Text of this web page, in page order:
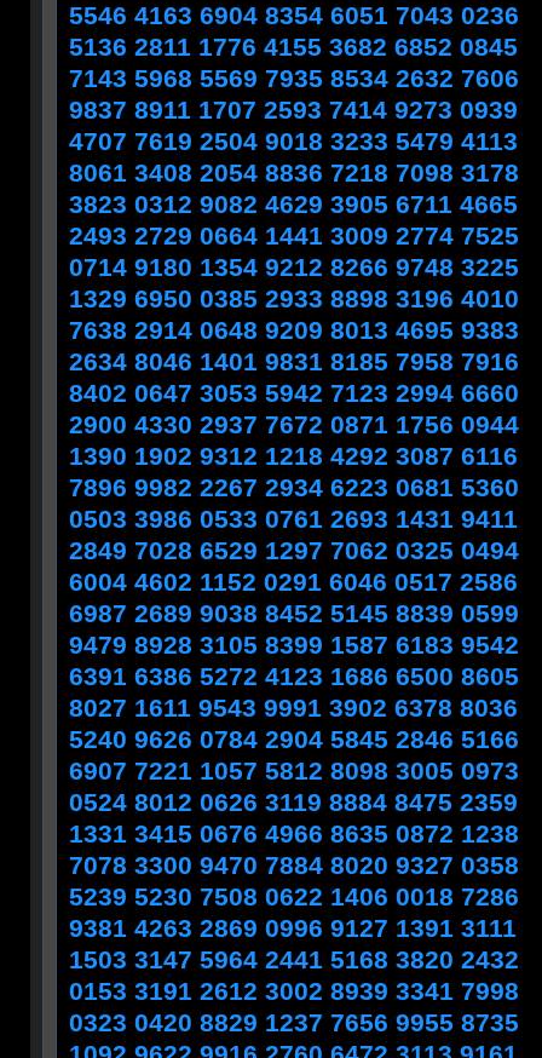
5546 4163 6904 8354 6051 7043 0236
5136 2811 1776 4155 3682 6852 0845
7143 5968 5569 7935 8534 2632 7606
9837 8911 1707 2593 7414 9273 0939
4707 7619 2504 9018 3233 5479 4113
8061 3408 2054 8836 7218 7098 3178
3823 0312 9082 4629 3905 6711 4665
2493 2729 0664 1441 3009 2774 7525
0714 9180 1354 9212 8266 9748 3225
1329 6950 0385 2933 8898 3196 4010
7638 2914 0648 9209 8013 4695 9383
2634 8046 1401 9831 8185 7958 7916
8402 0647 3053 5942 7123 2994 6660
2900 4330 2937 7672 0871 1756 0944
1390 1902 9312 1218 4292 3087 6116
7896 9982 2267 2934 6223 0681 5360
0503 3986 0533 0761 2693 1431 9411
2849 7028 6529 1297 7062 0325 0494
6004 4602 1152 0291 6046 0517 2586
6987 2689 9038 8452 5145 8839 0599
9479 8928 3105 8399 1587 6183 9542
6391 6386 5272 4123 1686 6500 8605
8027 1611 9543 9991 3902 6378 8036
5240 9626 0784 2904 5845 2846 5166
6907 7221 1057 5812 8098 3005 0973
0524 8012 0626 3119 8884 8475 2359
1331 3415 0676 4966 8635 0872 1238
7078 3300 9470 7884 8020 9327 0358
5239 5230 7508 0622 1406 0018 7286
9381 4263 2869 0996 9127 1391 3111
1503 3147 5964 2441 5168 3820 2432
0153 3191 2612 3002 8939 3341 7998
0323 0420 8829 1237 7656 9955 8735